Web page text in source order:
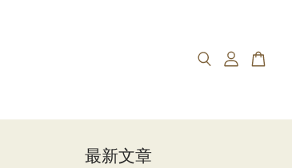
最新文章